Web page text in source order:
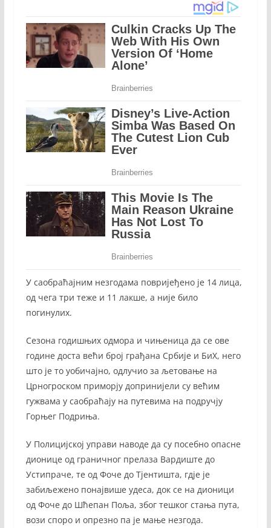
У саобраћајним незгодама повријеђено је 14 лица,
од чега три теже и 11 лакше, а није било
погинулих.
Сезона годишњих одмора и чињеница да се ове
године доста већи број грађана Србије и БиХ, него
што је то уобичајно, одлучио за љетовање на
Црногроском приморју допринијели су већим
гужвама у саобраћају на путевима на подручју
Горњег Подриња.
У Полицијској управи наводе да су посебно опасне
дионице од граничног прелаза Вардиште до
Устипраче, те од Фоче до Тјентишта, гдје је
забиљежено понајвише удеса, док се на дионици
од Фоче до Шћепан Поља, због тешког стања пута,
вози споро и опрезно па је мање незгода.